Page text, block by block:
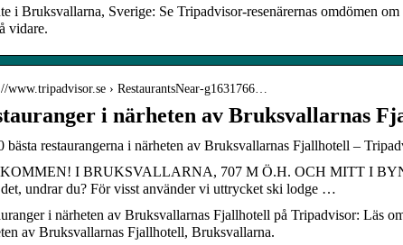
i Bruksvallarna, Sverige: Se Tripadvisor-resenärernas omdömen
vidare.
www.tripadvisor.se › RestaurantsNear-g1631766…
i närheten av Bruksvallarnas
bästa restaurangerna i närheten av Bruksvallarnas Fjallhotell –
I BRUKSVALLARNA, 707 M Ö.H. OCH MITT I
undrar du? För visst använder vi uttrycket ski lodge …
i närheten av Bruksvallarnas Fjallhotell på Tripadvisor: Läs
av Bruksvallarnas Fjallhotell, Bruksvallarna.